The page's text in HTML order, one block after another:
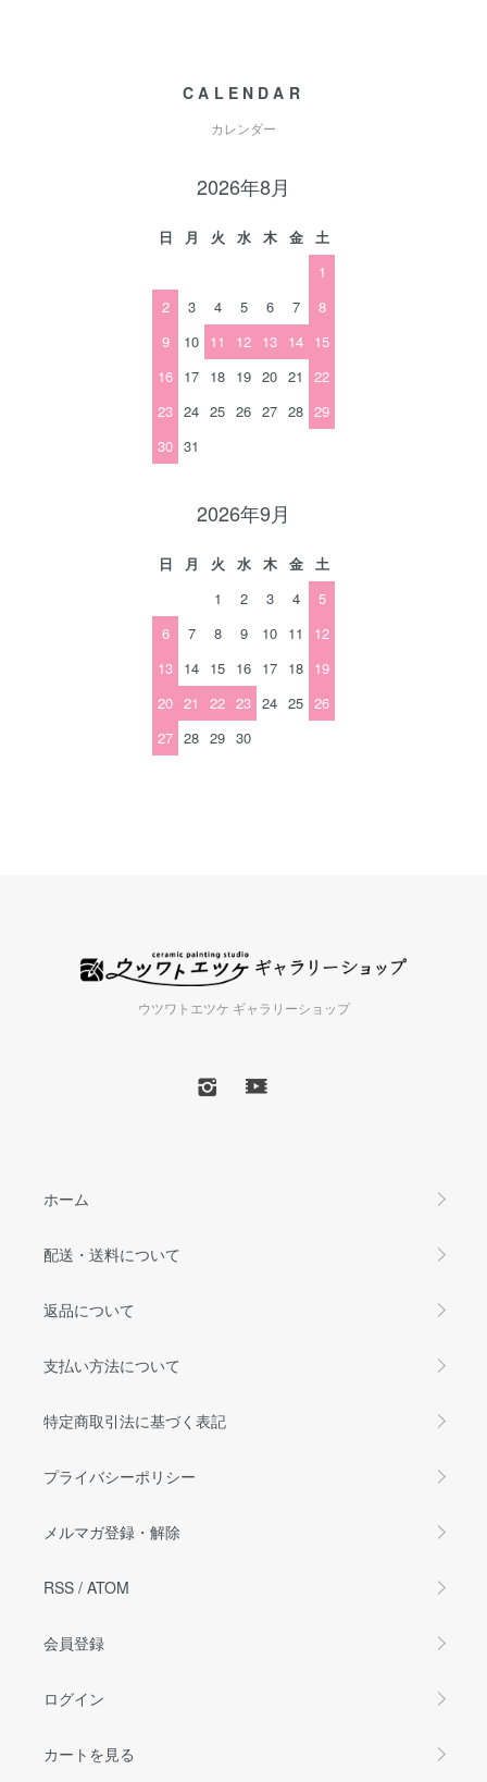
CALENDAR
カレンダー
2026年8月
日 月 火 水 木 金
土
1
2
3 4 5 6 7
8
9
10 11 12 13 14 15
16 17 18 19 20 21
22
23 24 25 26 27 28 29
30 31
2026年9月
日 月 火 水 木 金
土
1
2 3 4
5
6
7 8 9 10 11
12
13 14 15 16 17 18 19
20 21 22 23 24 25 26
27 28 29 30
ウツワトエツケ ギャラリーショップ
ホーム
配送・送料について
返品について
支払い方法について
特定商取引法に基づく表記
プライバシーポリシー
メルマガ登録・解除
RSS / ATOM
会員登録
ログイン
カートを見る